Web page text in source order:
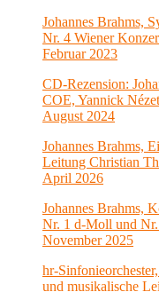
Johannes Brahms,
Nr. 4 Wiener
Februar 2023
CD-Rezension:
COE, Yannick
August 2024
Johannes Brahms,
Leitung Christian
April 2026
Johannes Brahms,
Nr. 1 d-Moll und
November 2025
hr-
und musikalische